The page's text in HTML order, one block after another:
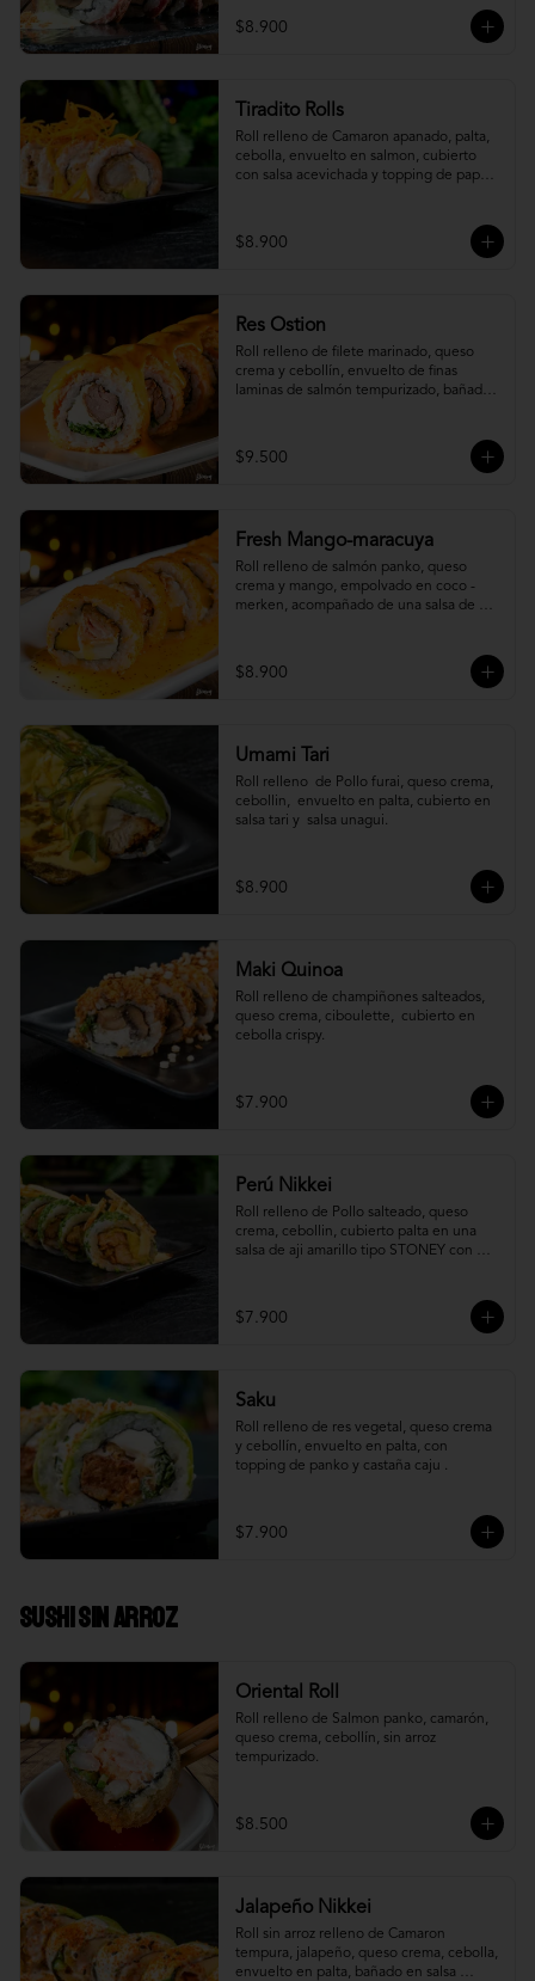
$8.900
Tiradito Rolls
Roll relleno de Camaron apanado, palta,
cebolla, envuelto en salmon, cubierto
con salsa acevichada y topping de papa
$8.900
Res Ostion
Roll relleno de filete marinado, queso
crema y cebollín, envuelto de finas
laminas de salmón tempurizado, bañada
$9.500
Fresh Mango-maracuya
Roll relleno de salmón panko, queso
crema y mango, empolvado en coco -
merken, acompañado de una salsa de
$8.900
Umami Tari
Roll relleno  de Pollo furai, queso crema,
cebollin,  envuelto en palta, cubierto en
salsa tari y  salsa unagui.
$8.900
Maki Quinoa
​Roll relleno de champiñones salteados,
queso crema, ciboulette,  cubierto en
cebolla crispy.
$7.900
Perú Nikkei
Roll relleno de Pollo salteado, queso
crema, cebollin, cubierto palta en una
salsa de aji amarillo tipo STONEY con
$7.900
Saku
Roll relleno de res vegetal, queso crema
y cebollín, envuelto en palta, con
topping de panko y castaña caju .
$7.900
Sushi Sin Arroz
Oriental Roll
Roll relleno de Salmon panko, camarón,
queso crema, cebollín, sin arroz
tempurizado.
$8.500
Jalapeño Nikkei
Roll sin arroz relleno de Camaron
tempura, jalapeño, queso crema, cebolla,
envuelto en palta, bañado en salsa